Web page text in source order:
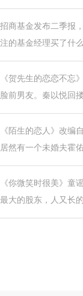
招商基金发布二季报
注的基金经理买了什
《贺先生的恋恋不忘
脸前男友。秦以悦回
《陌生的恋人》改编
居然有一个未婚夫霍
《你微笑时很美》童
最大的股东，人又长